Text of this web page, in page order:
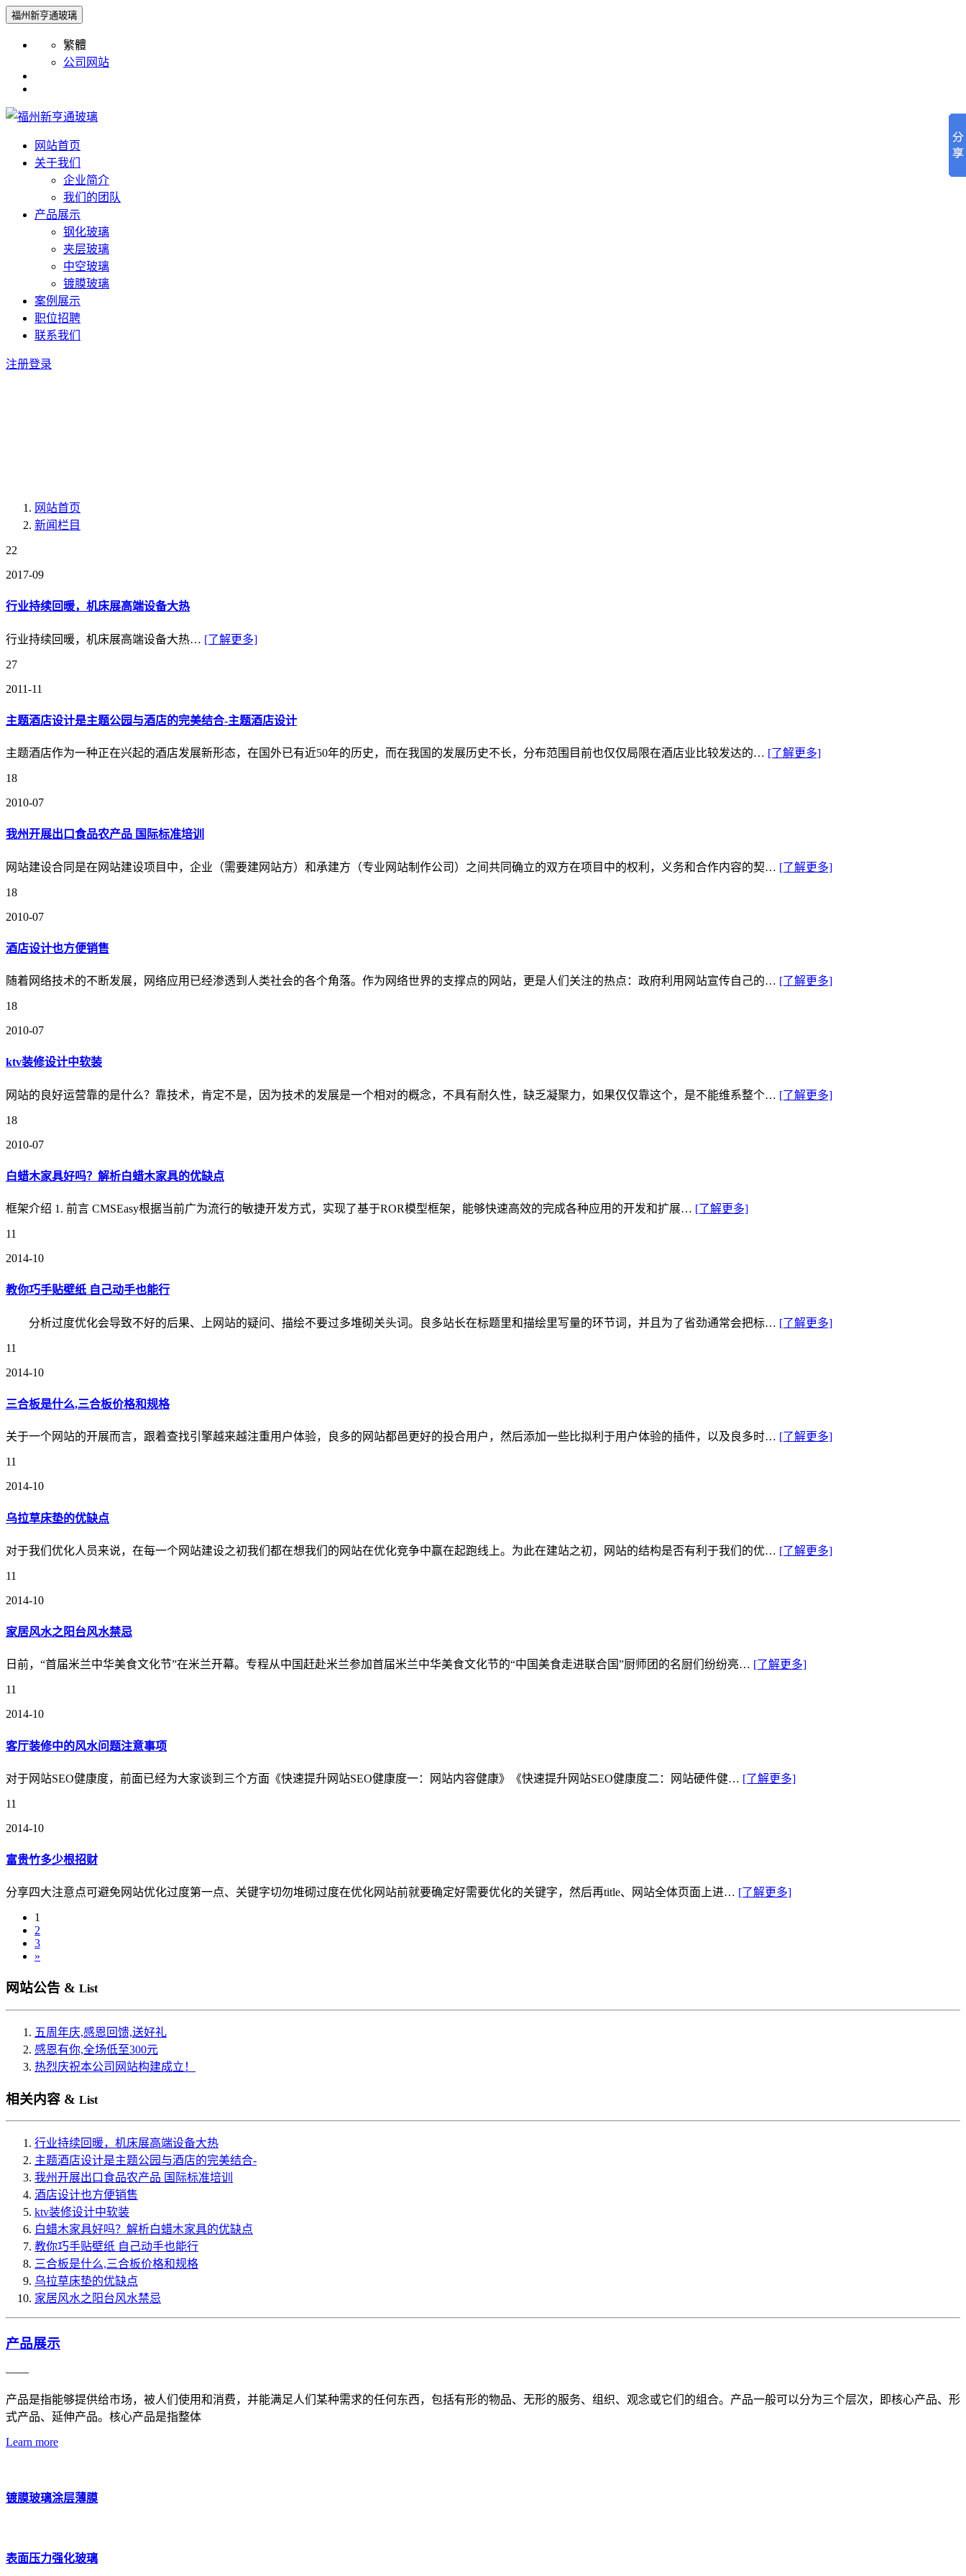
福州新亨通玻璃
繁體
公司网站
网站首页
关于我们
企业简介
我们的团队
产品展示
钢化玻璃
夹层玻璃
中空玻璃
镀膜玻璃
案例展示
职位招聘
联系我们
注册登录
网站首页
新闻栏目
22
2017-09
行业持续回暖，机床展高端设备大热
行业持续回暖，机床展高端设备大热… [了解更多]
27
2011-11
主题酒店设计是主题公园与酒店的完美结合-主题酒店设计
主题酒店作为一种正在兴起的酒店发展新形态，在国外已有近50年的历史，而在我国的发展历史不长，分布范围目前也仅仅局限在酒店业比较发达的… [了解更多]
18
2010-07
我州开展出口食品农产品 国际标准培训
网站建设合同是在网站建设项目中，企业（需要建网站方）和承建方（专业网站制作公司）之间共同确立的双方在项目中的权利，义务和合作内容的契… [了解更多]
18
2010-07
酒店设计也方便销售
随着网络技术的不断发展，网络应用已经渗透到人类社会的各个角落。作为网络世界的支撑点的网站，更是人们关注的热点：政府利用网站宣传自己的… [了解更多]
18
2010-07
ktv装修设计中软装
网站的良好运营靠的是什么？靠技术，肯定不是，因为技术的发展是一个相对的概念，不具有耐久性，缺乏凝聚力，如果仅仅靠这个，是不能维系整个… [了解更多]
18
2010-07
白蜡木家具好吗？解析白蜡木家具的优缺点
框架介绍 1. 前言 CMSEasy根据当前广为流行的敏捷开发方式，实现了基于ROR模型框架，能够快速高效的完成各种应用的开发和扩展… [了解更多]
11
2014-10
教你巧手贴壁纸 自己动手也能行
分析过度优化会导致不好的后果、上网站的疑问、描绘不要过多堆砌关头词。良多站长在标题里和描绘里写量的环节词，并且为了省劲通常会把标… [了解更多]
11
2014-10
三合板是什么,三合板价格和规格
关于一个网站的开展而言，跟着查找引擎越来越注重用户体验，良多的网站都邑更好的投合用户，然后添加一些比拟利于用户体验的插件，以及良多时… [了解更多]
11
2014-10
乌拉草床垫的优缺点
对于我们优化人员来说，在每一个网站建设之初我们都在想我们的网站在优化竞争中赢在起跑线上。为此在建站之初，网站的结构是否有利于我们的优… [了解更多]
11
2014-10
家居风水之阳台风水禁忌
日前，“首届米兰中华美食文化节”在米兰开幕。专程从中国赶赴米兰参加首届米兰中华美食文化节的“中国美食走进联合国”厨师团的名厨们纷纷亮… [了解更多]
11
2014-10
客厅装修中的风水问题注意事项
对于网站SEO健康度，前面已经为大家谈到三个方面《快速提升网站SEO健康度一：网站内容健康》《快速提升网站SEO健康度二：网站硬件健… [了解更多]
11
2014-10
富贵竹多少根招财
分享四大注意点可避免网站优化过度第一点、关键字切勿堆砌过度在优化网站前就要确定好需要优化的关键字，然后再title、网站全体页面上进… [了解更多]
1
2
3
»
网站公告 & List
五周年庆,感恩回馈,送好礼
感恩有你,全场低至300元
热烈庆祝本公司网站构建成立！
相关内容 & List
行业持续回暖，机床展高端设备大热
主题酒店设计是主题公园与酒店的完美结合-
我州开展出口食品农产品 国际标准培训
酒店设计也方便销售
ktv装修设计中软装
白蜡木家具好吗？解析白蜡木家具的优缺点
教你巧手贴壁纸 自己动手也能行
三合板是什么,三合板价格和规格
乌拉草床垫的优缺点
家居风水之阳台风水禁忌
产品展示
——
产品是指能够提供给市场，被人们使用和消费，并能满足人们某种需求的任何东西，包括有形的物品、无形的服务、组织、观念或它们的组合。产品一般可以分为三个层次，即核心产品、形
式产品、延伸产品。核心产品是指整体
Learn more
镀膜玻璃涂层薄膜
表面压力强化玻璃